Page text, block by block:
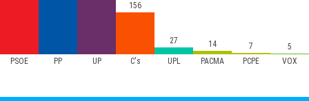
PSOE PP UP C's UPL PACMA PCPE VOX
156
27 14 7 5